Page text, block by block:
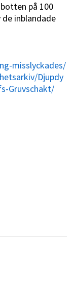
på 100
inblandade
misslyckades/
Djupdy
Gruvschakt/